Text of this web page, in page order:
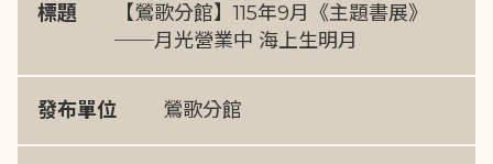
標題
【鶯歌分館】115年9月《主題書展》
──月光營業中 海上生明月
發布單位 鶯歌分館